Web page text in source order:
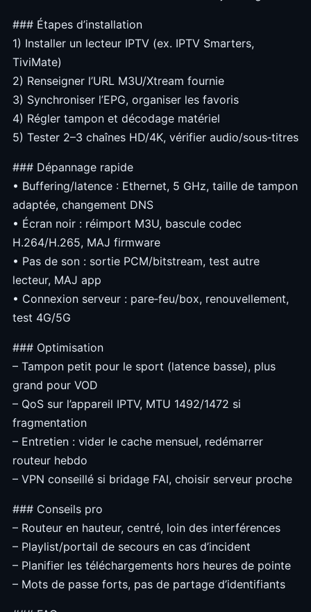
### Étapes d’installation
1) Installer un lecteur IPTV (ex. IPTV Smarters,
TiviMate)
2) Renseigner l’URL M3U/Xtream fournie
3) Synchroniser l’EPG, organiser les favoris
4) Régler tampon et décodage matériel
5) Tester 2–3 chaînes HD/4K, vérifier audio/sous‑titres
### Dépannage rapide
• Buffering/latence : Ethernet, 5 GHz, taille de tampon
adaptée, changement DNS
• Écran noir : réimport M3U, bascule codec
H.264/H.265, MAJ firmware
• Pas de son : sortie PCM/bitstream, test autre
lecteur, MAJ app
• Connexion serveur : pare‑feu/box, renouvellement,
test 4G/5G
### Optimisation
– Tampon petit pour le sport (latence basse), plus
grand pour VOD
– QoS sur l’appareil IPTV, MTU 1492/1472 si
fragmentation
– Entretien : vider le cache mensuel, redémarrer
routeur hebdo
– VPN conseillé si bridage FAI, choisir serveur proche
### Conseils pro
– Routeur en hauteur, centré, loin des interférences
– Playlist/portail de secours en cas d’incident
– Planifier les téléchargements hors heures de pointe
– Mots de passe forts, pas de partage d’identifiants